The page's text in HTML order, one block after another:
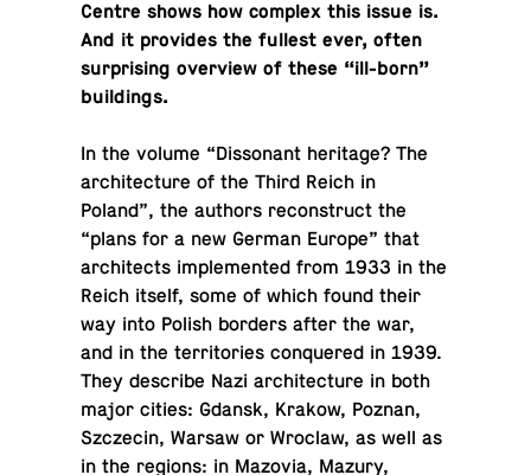
Centre shows how complex this issue is.
And it pro­vides the fullest ever, often
sur­pris­ing overview of these “ill-born”
buildings.
In the volume “Dis­so­nant her­itage? The
ar­chi­tec­ture of the Third Reich in
Poland”, the authors re­con­struct the
“plans for a new German Europe” that
ar­chi­tects im­ple­mented from 1933 in the
Reich itself, some of which found their
way into Polish borders after the war,
and in the ter­ri­to­ries con­quered in 1939.
They de­scribe Nazi ar­chi­tec­ture in both
major cities: Gdansk, Krakow, Poznan,
Szczecin, Warsaw or Wroclaw, as well as
in the regions: in Mazovia, Mazury,